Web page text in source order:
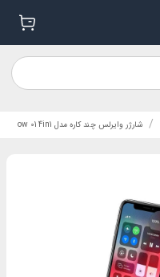
/ شارژر وایرلس چند کاره مدل ow 01 4in1